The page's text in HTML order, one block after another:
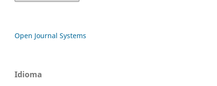
Open Journal Systems
Idioma